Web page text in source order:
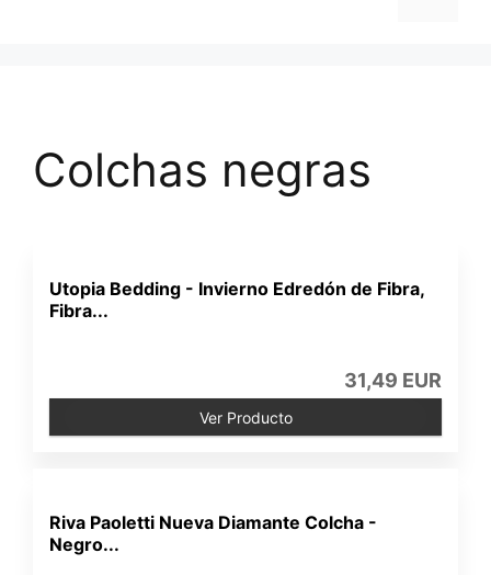
Colchas negras
Utopia Bedding - Invierno Edredón de Fibra,
Fibra...
31,49 EUR
Ver Producto
Riva Paoletti Nueva Diamante Colcha -
Negro...